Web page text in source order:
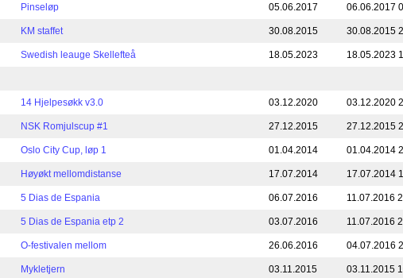
Pinseløp 05.06.2017 06.06.2017
KM staffet 30.08.2015 30.08.2015
Swedish leauge Skellefteå 18.05.2023 18.05.2023
14 Hjelpesøkk v3.0 03.12.2020 03.12.2020
NSK Romjulscup #1 27.12.2015 27.12.2015
Oslo City Cup, løp 1 01.04.2014 01.04.2014
Høyøkt mellomdistanse 17.07.2014 17.07.2014
5 Dias de Espania 06.07.2016 11.07.2016
5 Dias de Espania etp 2 03.07.2016 11.07.2016
O-festivalen mellom 26.06.2016 04.07.2016
Mykletjern 03.11.2015 03.11.2015